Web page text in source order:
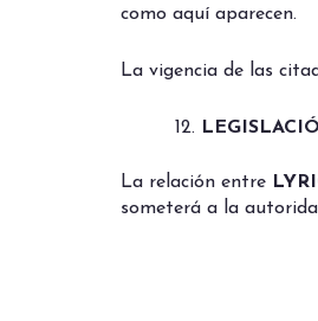
como aquí aparecen.
La vigencia de las
La relación entre
someterá a la